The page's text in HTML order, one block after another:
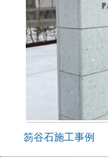
笏谷石施工事例